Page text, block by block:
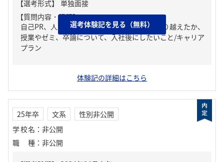
【質問内容・課題】
自己PR、人生の中で大きな挫折経験。どう乗り越えたか、
授業やゼミ、卒論について、入社後にしたいこと/キャリア
プラン
選考体験記を見る（無料）
体験記の詳細はこちら
25年卒 文系
性別非公開
学校名 ： 非公開
職種 ： 非公開